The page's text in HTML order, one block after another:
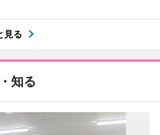
見る
知る